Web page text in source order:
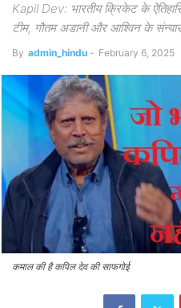
Kapil Dev: भारतीय क्रिकेट के
टीम, गौतम अडानी और आश्विन के संन्यास
By admin_hindu - February 6, 2025
कमाल की है कपिल देव की साफगोई